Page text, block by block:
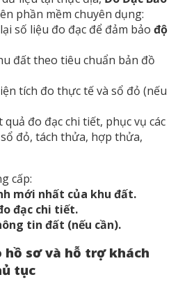
phần mềm chuyên dụng:
số liệu đo đạc để đảm bảo độ
đất theo tiêu chuẩn bản đồ
tích đo thực tế và sổ đỏ (nếu
đo đạc chi tiết, phục vụ các
đỏ, tách thửa, hợp thửa,
cấp:
mới nhất của khu đất.
đạc chi tiết.
tin đất (nếu cần).
hồ sơ và hỗ trợ khách
tục